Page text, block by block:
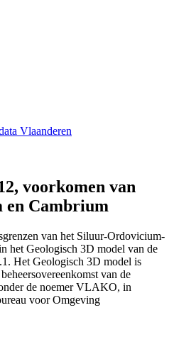
Vlaanderen
voorkomen van
en Cambrium
van het Siluur-Ordovicium-
het Geologisch 3D model van de
Het Geologisch 3D model is
van de
de noemer VLAKO, in
voor Omgeving